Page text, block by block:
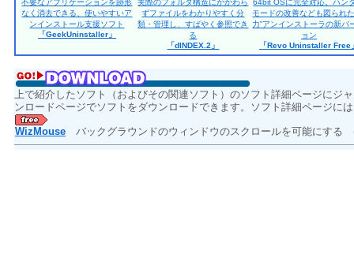
不要なアプリケーションを跡形
なく消去できる、使いやすいア
ンインストール支援ソフト
「GeekUninstaller」
実際のフォルダ構造にかかわら
ずファイルをわかりやすく分
類・管理し、すばやく参照でき
る
「dINDEX.2」
64bit OSに完全対応。ハン
モードの改善なども図られ
力”アンインストーラの新バ
ョン
「Revo Uninstaller Free
上で紹介したソフト（およびその関連ソフト）のソフト詳細ページにジ
ンロードページでソフトをダウンロードできます。ソフト詳細ページに
WizMouse バックグラウンドのウィンドウのスクロールを可能にする